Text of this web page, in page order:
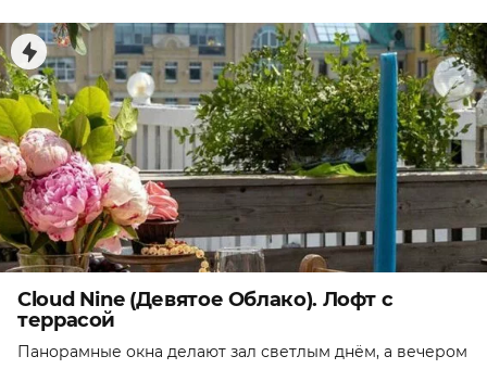
Cloud Nine (Девятое Облако). Лофт с
террасой
Панорамные окна делают зал светлым днём, а вечером